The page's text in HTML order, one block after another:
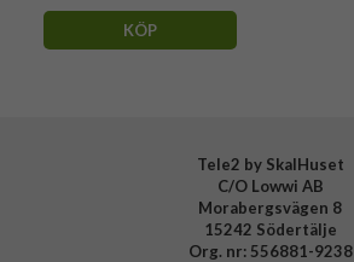
KÖP
Tele2 by SkalHuset
C/O Lowwi AB
Morabergsvägen 8
15242 Södertälje
Org. nr: 556881-9238